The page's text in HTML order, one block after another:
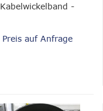
Kabelwickelband -
Preis auf Anfrage